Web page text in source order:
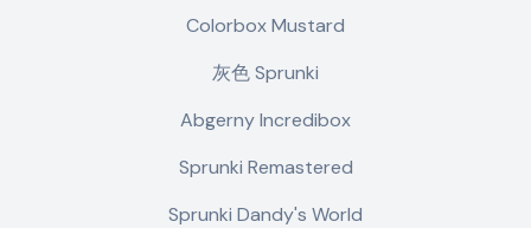
Colorbox Mustard
灰色 Sprunki
Abgerny Incredibox
Sprunki Remastered
Sprunki Dandy's World